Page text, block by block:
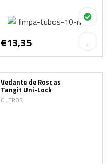
€13,35
Vedante de Roscas
Tangit Uni-Lock
OUTROS